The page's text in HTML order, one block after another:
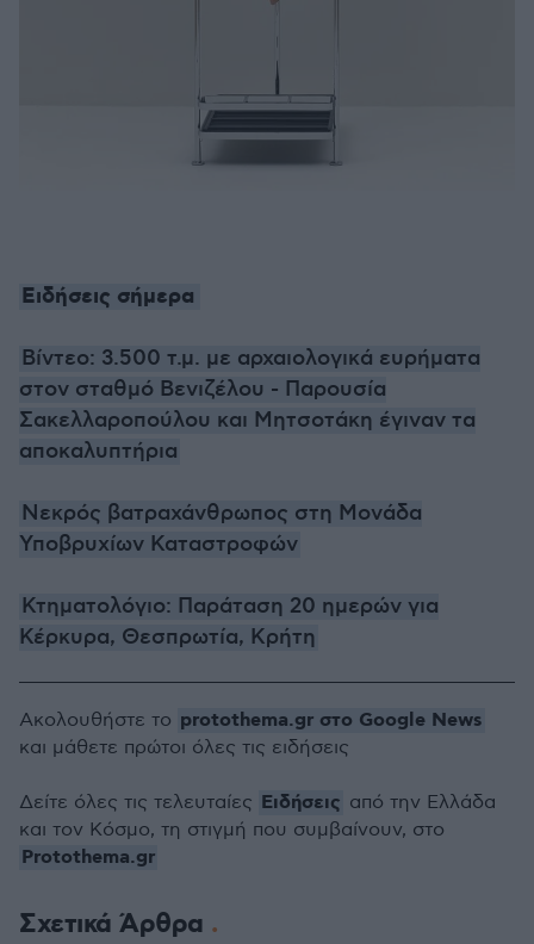
Ειδήσεις σήμερα
Βίντεο: 3.500 τ.μ. με αρχαιολογικά ευρήματα
στον σταθμό Βενιζέλου - Παρουσία
Σακελλαροπούλου και Μητσοτάκη έγιναν τα
αποκαλυπτήρια
Νεκρός βατραχάνθρωπος στη Μονάδα
Υποβρυχίων Καταστροφών
Κτηματολόγιο: Παράταση 20 ημερών για
Κέρκυρα, Θεσπρωτία, Κρήτη
Σχετικά Άρθρα
Ακολουθήστε το protothema.gr στο Google News
και μάθετε πρώτοι όλες τις ειδήσεις
Δείτε όλες τις τελευταίες Ειδήσεις από την Ελλάδα
και τον Κόσμο, τη στιγμή που συμβαίνουν, στο
Protothema.gr